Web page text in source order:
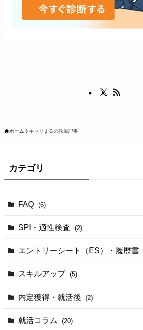
ホーム キャリまるの執筆記事
カテゴリ
FAQ (6)
SPI・適性検査 (2)
エントリーシート（ES）・履歴書
スキルアップ (5)
内定獲得・就活後 (2)
就活コラム (20)